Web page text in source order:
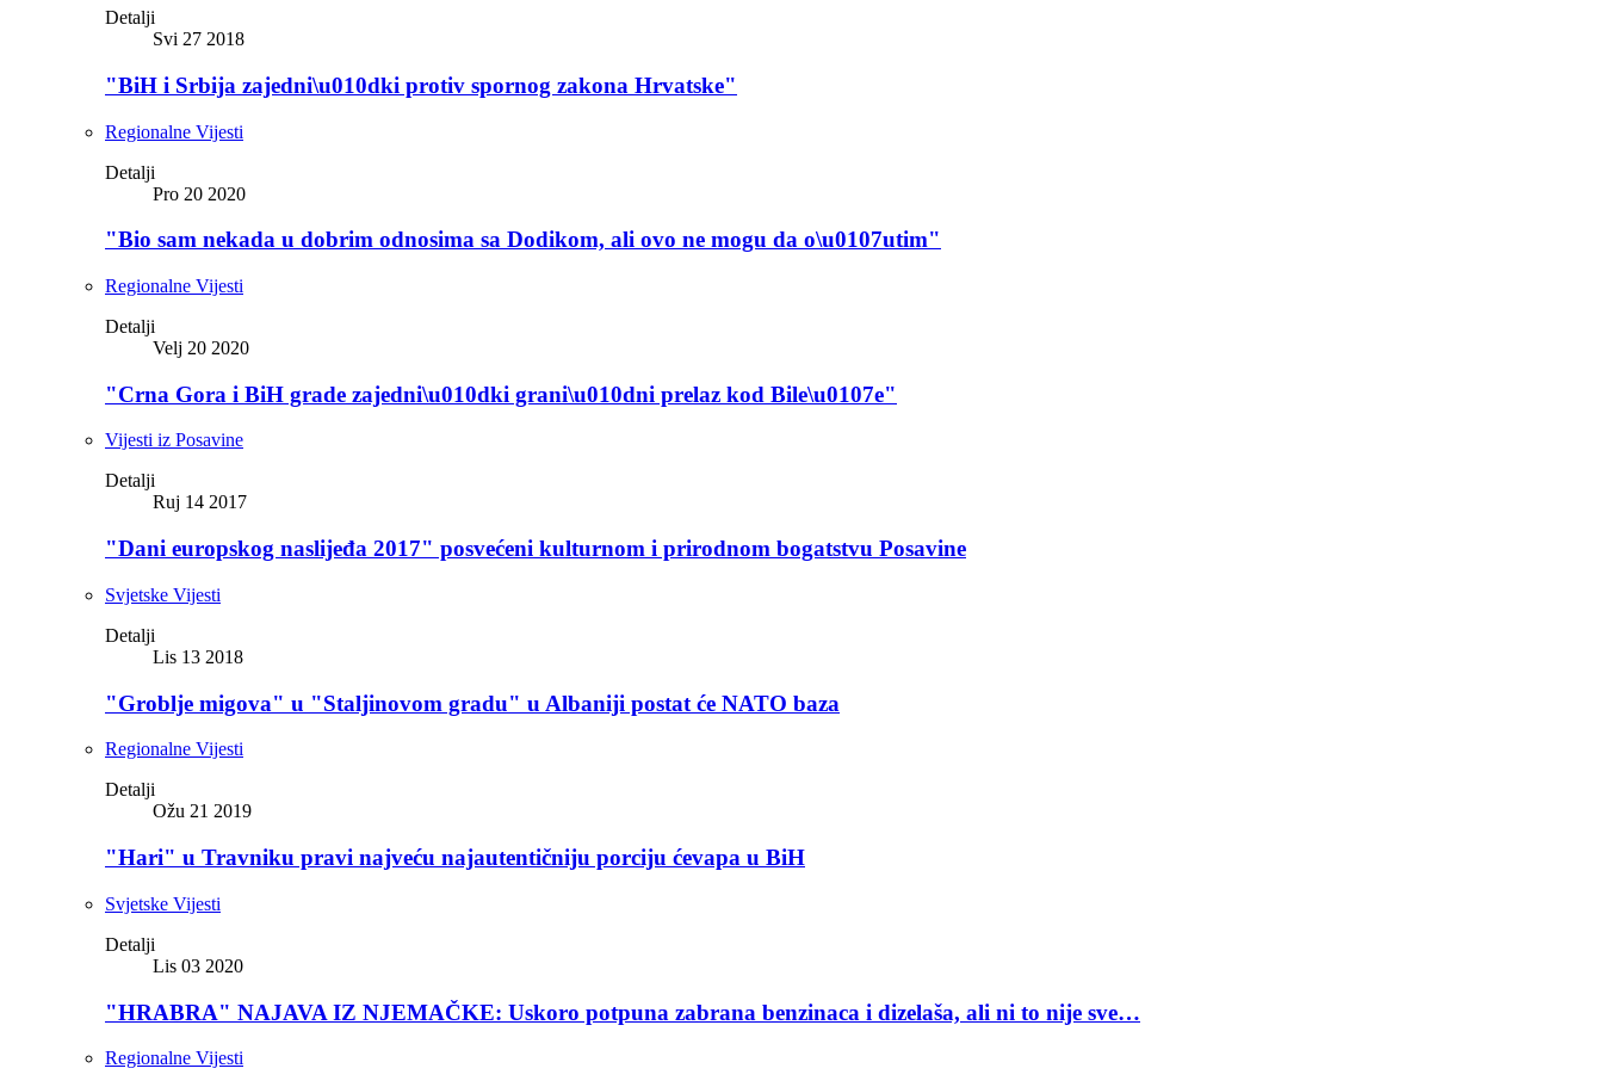
Detalji
Svi 27 2018
"BiH i Srbija zajedni\u010dki protiv spornog zakona Hrvatske"
Regionalne Vijesti
Detalji
Pro 20 2020
"Bio sam nekada u dobrim odnosima sa Dodikom, ali ovo ne mogu da o\u0107utim"
Regionalne Vijesti
Detalji
Velj 20 2020
"Crna Gora i BiH grade zajedni\u010dki grani\u010dni prelaz kod Bile\u0107e"
Vijesti iz Posavine
Detalji
Ruj 14 2017
"Dani europskog naslijeđa 2017" posvećeni kulturnom i prirodnom bogatstvu Posavine
Svjetske Vijesti
Detalji
Lis 13 2018
"Groblje migova" u "Staljinovom gradu" u Albaniji postat će NATO baza
Regionalne Vijesti
Detalji
Ožu 21 2019
"Hari" u Travniku pravi najveću najautentičniju porciju ćevapa u BiH
Svjetske Vijesti
Detalji
Lis 03 2020
"HRABRA" NAJAVA IZ NJEMAČKE: Uskoro potpuna zabrana benzinaca i dizelaša, ali ni to nije sve…
Regionalne Vijesti